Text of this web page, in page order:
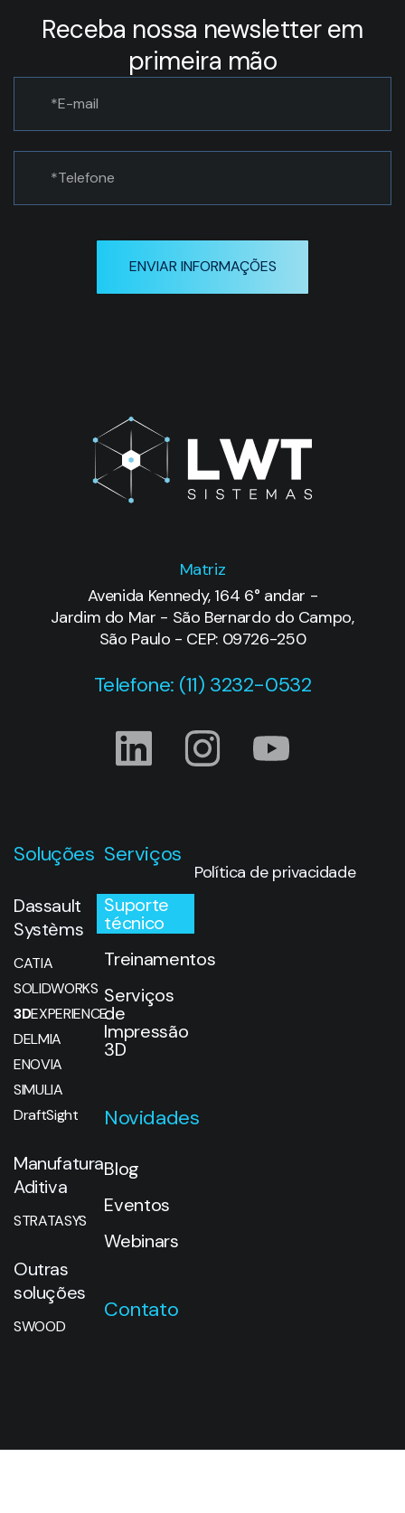
Receba nossa newsletter em
primeira mão
ENVIAR INFORMAÇÕES
Matriz
Avenida Kennedy, 164 6° andar -
Jardim do Mar - São Bernardo do Campo,
São Paulo - CEP: 09726-250
Telefone: (11) 3232-0532
Soluções
Dassault
Systèms
CATIA
SOLIDWORKS
3DEXPERIENCE
DELMIA
ENOVIA
SIMULIA
DraftSight
Manufatura
Aditiva
STRATASYS
Outras
soluções
SWOOD
Serviços
Suporte
técnico
Treinamentos
Serviços
de
Impressão
3D
Novidades
Blog
Eventos
Webinars
Contato
Política de privacidade